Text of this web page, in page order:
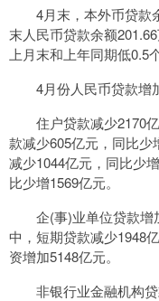
4月末，本外币贷款
末人民币贷款余额
上月末和上年同期低0.5
4月份人民币贷款增
住户贷款减少2170
款减少605亿元，同比少
减少1044亿元，同比少
比少增1569亿元。
企(事)业单位贷款增
中，短期贷款减少1948
资增加5148亿元。
非银行业金融机构贷